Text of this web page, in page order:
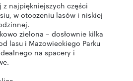
z najpiękniejszych części
w otoczeniu lasów i niskiej
zielona – dosłownie kilka
lasu i Mazowieckiego Parku
na spacery i